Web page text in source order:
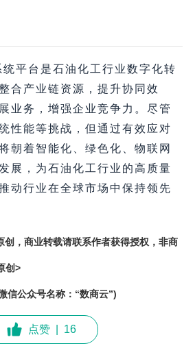
平台是石油化工行业数字化转
合产业链资源，提升协同效
业务，增强企业竞争力。尽管
性能等挑战，但通过有效应对
朝着智能化、绿色化、物联网
展，为石油化工行业的高质量
动行业在全球市场中保持领先
创，商业转载请联系作者获得授权，非商
创>
信公众号名称：“数商云”)
点赞 16